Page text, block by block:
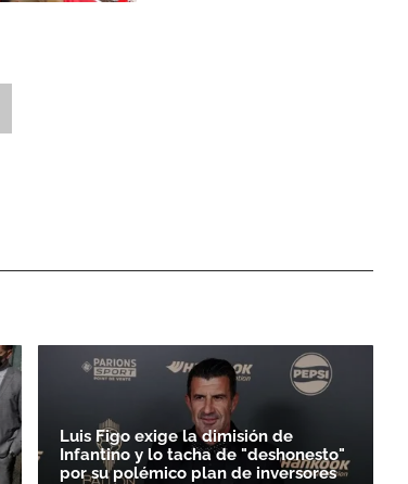
Luis Figo exige la dimisión de
Infantino y lo tacha de "deshonesto"
por su polémico plan de inversores